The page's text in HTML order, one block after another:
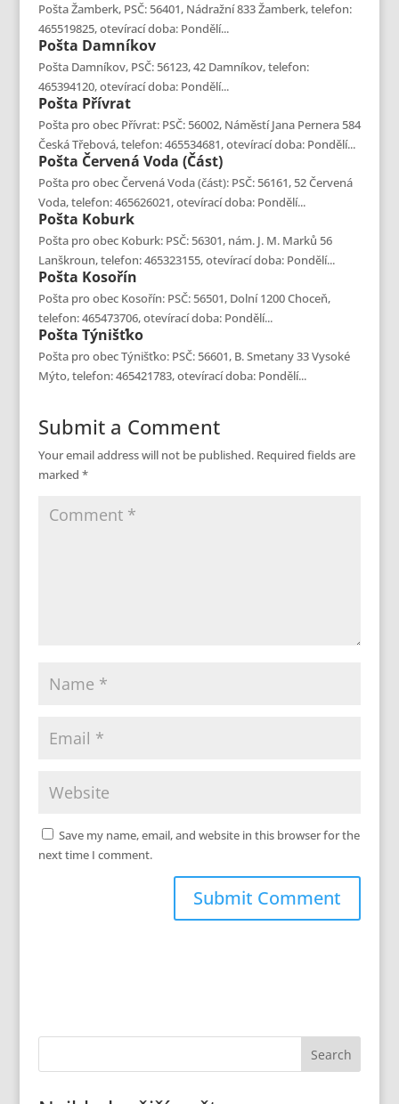
Pošta Žamberk, PSČ: 56401, Nádražní 833 Žamberk, telefon:
465519825, otevírací doba: Pondělí...
Pošta Damníkov
Pošta Damníkov, PSČ: 56123, 42 Damníkov, telefon:
465394120, otevírací doba: Pondělí...
Pošta Přívrat
Pošta pro obec Přívrat: PSČ: 56002, Náměstí Jana Pernera 584
Česká Třebová, telefon: 465534681, otevírací doba: Pondělí...
Pošta Červená Voda (část)
Pošta pro obec Červená Voda (část): PSČ: 56161, 52 Červená
Voda, telefon: 465626021, otevírací doba: Pondělí...
Pošta Koburk
Pošta pro obec Koburk: PSČ: 56301, nám. J. M. Marků 56
Lanškroun, telefon: 465323155, otevírací doba: Pondělí...
Pošta Kosořín
Pošta pro obec Kosořín: PSČ: 56501, Dolní 1200 Choceň,
telefon: 465473706, otevírací doba: Pondělí...
Pošta Týnišťko
Pošta pro obec Týnišťko: PSČ: 56601, B. Smetany 33 Vysoké
Mýto, telefon: 465421783, otevírací doba: Pondělí...
Submit a Comment
Your email address will not be published. Required fields are
marked *
Save my name, email, and website in this browser for the
next time I comment.